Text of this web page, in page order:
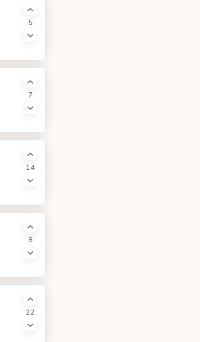
5
7
14
8
22